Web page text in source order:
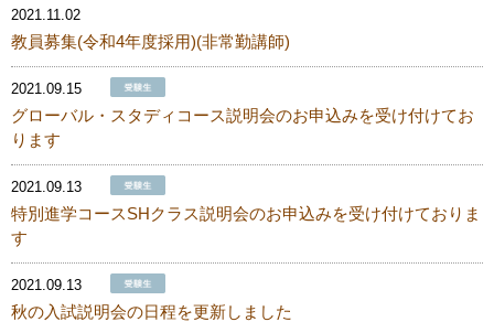
2021.11.02
教員募集(令和4年度採用)(非常勤講師)
2021.09.15
グローバル・スタディコース説明会のお申込みを受け付けてお
ります
2021.09.13
特別進学コースSHクラス説明会のお申込みを受け付けておりま
す
2021.09.13
秋の入試説明会の日程を更新しました